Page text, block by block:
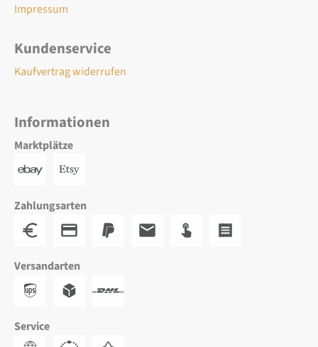
Impressum
Kundenservice
Kaufvertrag widerrufen
Informationen
Marktplätze
Zahlungsarten
Versandarten
Service